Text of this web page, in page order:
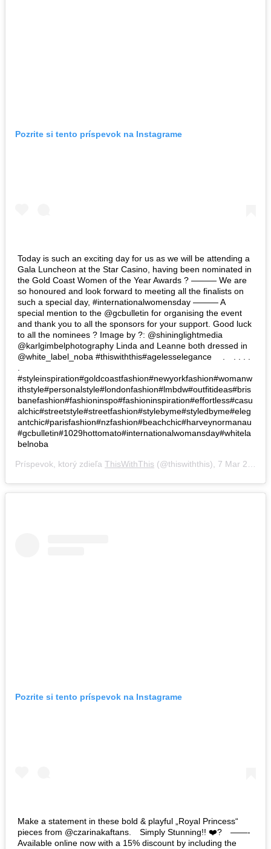
Pozrite si tento príspevok na Instagrame
Today is such an exciting day for us as we will be attending a
Gala Luncheon at the Star Casino, having been nominated in
the Gold Coast Women of the Year Awards ? ——— We are
so honoured and look forward to meeting all the finalists on
such a special day, #internationalwomensday ——— A
special mention to the @gcbulletin for organising the event
and thank you to all the sponsors for your support. Good luck
to all the nominees ? Image by ?: @shininglightmedia
@karlgimbelphotography Linda and Leanne both dressed in
@white_label_noba #thiswiththis#agelesselegance ⠀ .⠀ . . . .
#styleinspiration#goldcoastfashion#newyorkfashion#womanw
ithstyle#personalstyle#londonfashion#lmbdw#outfitideas#bris
banefashion#fashioninspo#fashioninspiration#effortless#casu
alchic#streetstyle#streetfashion#stylebyme#styledbyme#eleg
antchic#parisfashion#nzfashion#beachchic#harveynormanau
#gcbulletin#1029hottomato#internationalwomansday#whitela
belnoba
Príspevok, ktorý zdieľa ThisWithThis (@thiswiththis), 7 Mar 2019 o 11:19 PST
Pozrite si tento príspevok na Instagrame
Make a statement in these bold & playful „Royal Princess“
pieces from @czarinakaftans.⠀ Simply Stunning!! ❤️?⠀ ——-
Available online now with a 15% discount by including the